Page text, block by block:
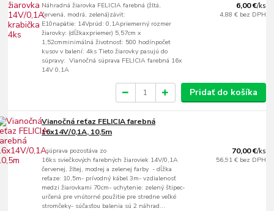
Náhradná žiarovka FELICIA farebná (žltá,
červená, modrá, zelená)závit:
E10napätie: 14Vprúd: 0,1Apriemerný rozmer
žiarovky: (dĺžkaxpriemer) 5,57cm x
1,52cmminimálná životnosť: 500 hodínpočet
kusov v balení: 4ks Tieto žiarovky pasujú do
súpravy: Vianočná súprava FELICIA farebná 16x
14V 0,1A
6,00 €/ks
4,88 € bez DPH
Pridať do košíka
Vianočná reťaz FELICIA farebná
16x14V/0,1A, 10,5m
- súprava pozostáva zo
16ks sviečkových farebných žiaroviek 14V/0,1A
červenej, žltej, modrej a zelenej farby - dĺžka
reťaze: 10,5m- prívodný kábel 3m- vzdialenosť
medzi žiarovkami 70cm- uchytenie: zelený štipec-
určená pre vnútorné použitie pre stredne veľké
stromčeky- súčasťou balenia sú 2 náhrad...
70,00 €/ks
56,91 € bez DPH